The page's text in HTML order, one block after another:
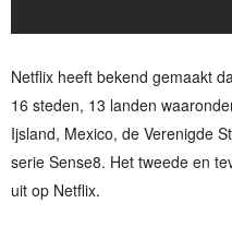
Netflix heeft bekend gemaakt
16 steden, 13 landen
Ijsland, Mexico, de Verenigde
serie Sense8. Het tweede en
uit op Netflix.